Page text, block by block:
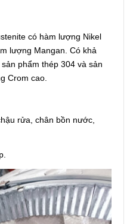
có hàm lượng Nikel
lượng Mangan. Có khả
phẩm thép 304 và sản
Crom cao.
rửa, chân bồn nước,